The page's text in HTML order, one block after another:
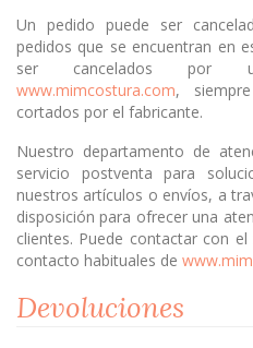
Un pedido puede ser
pedidos que se encuentran en
ser cancelados por
www.mimcostura.com,
cortados por el fabricante.
Nuestro departamento de
servicio postventa para
nuestros artículos o envíos, a
disposición para ofrecer una
clientes. Puede contactar con
contacto habituales de
Devoluciones